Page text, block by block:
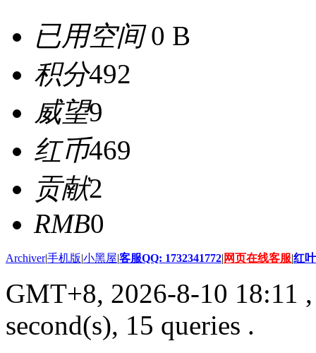
已用空间0 B
积分492
威望9
红币469
贡献2
RMB0
Archiver|手机版|小黑屋|客服QQ: 1732341772| 网页在线客服|红
GMT+8, 2026-8-10 18:11
second(s), 15 queries .